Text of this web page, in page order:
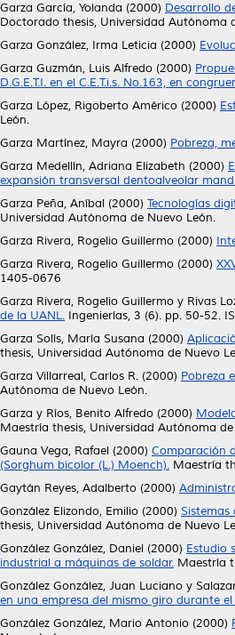
Garza García, Yolanda (2000) Desarrollo
Doctorado thesis, Universidad Autónoma
Garza González, Irma Leticia (2000)
Garza Guzmán, Luis Alfredo (2000)
D.G.E.T.I. en el C.E.T.i.s. No.163, en
Garza López, Rigoberto Américo (2000)
León.
Garza Martínez, Mayra (2000) Pobreza,
Garza Medellín, Adriana Elizabeth (2000)
expansión transversal dentoalveolar
Garza Peña, Aníbal (2000) Tecnologías
Universidad Autónoma de Nuevo León.
Garza Rivera, Rogelio Guillermo (2000)
Garza Rivera, Rogelio Guillermo (2000)
1405-0676
Garza Rivera, Rogelio Guillermo y Rivas
de la UANL. Ingenierías, 3 (6). pp. 50-52.
Garza Solís, María Susana (2000)
thesis, Universidad Autónoma de Nuevo
Garza Villarreal, Carlos R. (2000) Pobreza
Autónoma de Nuevo León.
Garza y Ríos, Benito Alfredo (2000)
Maestría thesis, Universidad Autónoma
Gauna Vega, Rafael (2000) Comparación
(Sorghum bicolor (L.) Moench). Maestría
Gaytán Reyes, Adalberto (2000)
González Elizondo, Emilio (2000)
thesis, Universidad Autónoma de Nuevo
González González, Daniel (2000) Estudio
industrial a máquinas de soldar. Maestría
González González, Juan Luciano y
en una empresa del mismo giro durante
González González, Mario Antonio (2000)